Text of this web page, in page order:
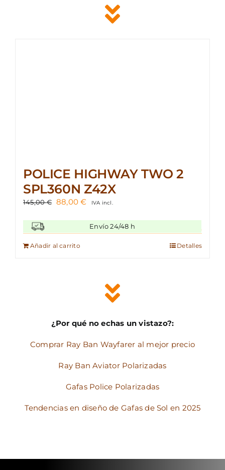
POLICE HIGHWAY TWO 2
SPL360N Z42X
145,00€ El
original
era:
145,00 €.
88,00€ El
actual
es:
IVA incl.
Envío 24/48 h
Añadir al carrito Detalles
¿Por qué no echas un vistazo?:
Comprar Ray Ban Wayfarer al mejor precio
Ray Ban Aviator Polarizadas
Gafas Police Polarizadas
Tendencias en diseño de Gafas de Sol en 2025